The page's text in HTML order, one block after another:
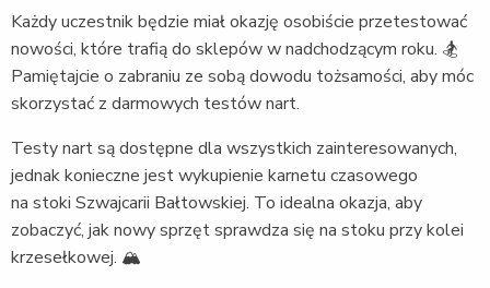
Każdy uczestnik będzie miał okazję osobiście przetestować
nowości, które trafią do sklepów w nadchodzącym roku. 🏂
Pamiętajcie o zabraniu ze sobą dowodu tożsamości, aby móc
skorzystać z darmowych testów nart.
Testy nart są dostępne dla wszystkich zainteresowanych,
jednak konieczne jest wykupienie karnetu czasowego
na stoki Szwajcarii Bałtowskiej. To idealna okazja, aby
zobaczyć, jak nowy sprzęt sprawdza się na stoku przy kolei
krzesełkowej. 🏔️